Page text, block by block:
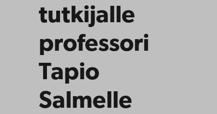
tutkijalle
professori
Tapio
Salmelle